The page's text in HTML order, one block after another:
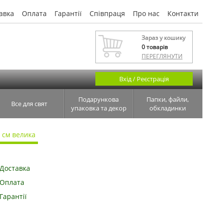
Оплата Гарантії Співпраця Про нас Контакти
Зараз у кошику
0товарів
ПЕРЕГЛЯНУТИ
Вхід / Реєстрація
Все для свят
Подарункова
упаковка та декор
Папки, файли,
обкладинки
велика
Доставка
Оплата
Гарантії